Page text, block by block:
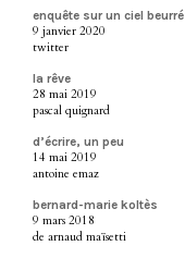
enquête sur un ciel beurré
9 janvier 2020
twitter
la rêve
28 mai 2019
pascal quignard
d’écrire, un peu
14 mai 2019
antoine emaz
bernard-marie koltès
9 mars 2018
de arnaud maïsetti